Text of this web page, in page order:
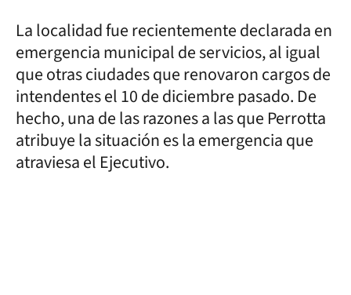
La localidad fue recientemente declarada en
emergencia municipal de servicios, al igual
que otras ciudades que renovaron cargos de
intendentes el 10 de diciembre pasado. De
hecho, una de las razones a las que Perrotta
atribuye la situación es la emergencia que
atraviesa el Ejecutivo.